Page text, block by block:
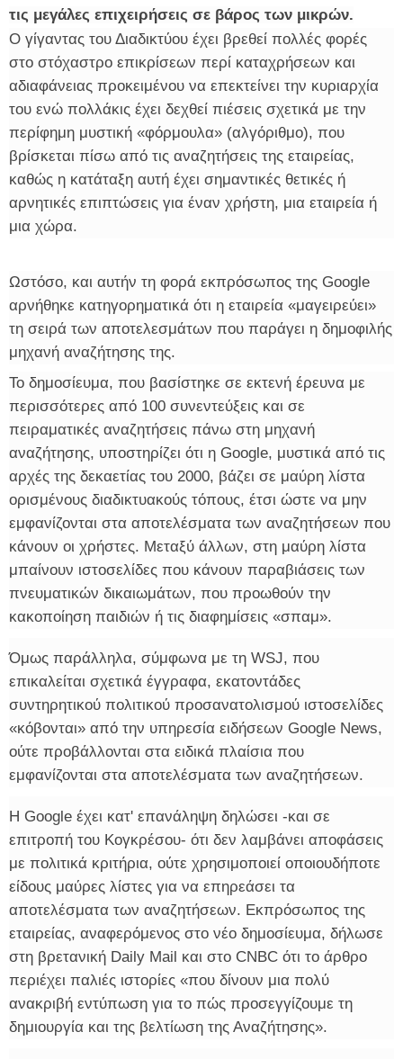
τις μεγάλες επιχειρήσεις σε βάρος των μικρών.
Ο γίγαντας του Διαδικτύου έχει βρεθεί πολλές φορές
στο στόχαστρο επικρίσεων περί καταχρήσεων και
αδιαφάνειας προκειμένου να επεκτείνει την κυριαρχία
του ενώ πολλάκις έχει δεχθεί πιέσεις σχετικά με την
περίφημη μυστική «φόρμουλα» (αλγόριθμο), που
βρίσκεται πίσω από τις αναζητήσεις της εταιρείας,
καθώς η κατάταξη αυτή έχει σημαντικές θετικές ή
αρνητικές επιπτώσεις για έναν χρήστη, μια εταιρεία ή
μια χώρα.
Ωστόσο, και αυτήν τη φορά εκπρόσωπος της Google
αρνήθηκε κατηγορηματικά ότι η εταιρεία «μαγειρεύει»
τη σειρά των αποτελεσμάτων που παράγει η δημοφιλής
μηχανή αναζήτησης της.
Το δημοσίευμα, που βασίστηκε σε εκτενή έρευνα με
περισσότερες από 100 συνεντεύξεις και σε
πειραματικές αναζητήσεις πάνω στη μηχανή
αναζήτησης, υποστηρίζει ότι η Google, μυστικά από τις
αρχές της δεκαετίας του 2000, βάζει σε μαύρη λίστα
ορισμένους διαδικτυακούς τόπους, έτσι ώστε να μην
εμφανίζονται στα αποτελέσματα των αναζητήσεων που
κάνουν οι χρήστες. Μεταξύ άλλων, στη μαύρη λίστα
μπαίνουν ιστοσελίδες που κάνουν παραβιάσεις των
πνευματικών δικαιωμάτων, που προωθούν την
κακοποίηση παιδιών ή τις διαφημίσεις «σπαμ».
Όμως παράλληλα, σύμφωνα με τη WSJ, που
επικαλείται σχετικά έγγραφα, εκατοντάδες
συντηρητικού πολιτικού προσανατολισμού ιστοσελίδες
«κόβονται» από την υπηρεσία ειδήσεων Google News,
ούτε προβάλλονται στα ειδικά πλαίσια που
εμφανίζονται στα αποτελέσματα των αναζητήσεων.
Η Google έχει κατ' επανάληψη δηλώσει -και σε
επιτροπή του Κογκρέσου- ότι δεν λαμβάνει αποφάσεις
με πολιτικά κριτήρια, ούτε χρησιμοποιεί οποιουδήποτε
είδους μαύρες λίστες για να επηρεάσει τα
αποτελέσματα των αναζητήσεων. Εκπρόσωπος της
εταιρείας, αναφερόμενος στο νέο δημοσίευμα, δήλωσε
στη βρετανική Daily Mail και στο CNBC ότι το άρθρο
περιέχει παλιές ιστορίες «που δίνουν μια πολύ
ανακριβή εντύπωση για το πώς προσεγγίζουμε τη
δημιουργία και της βελτίωση της Αναζήτησης».